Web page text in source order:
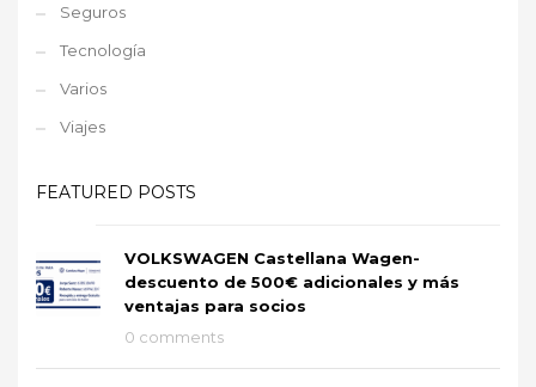
Seguros
Tecnología
Varios
Viajes
FEATURED POSTS
VOLKSWAGEN Castellana Wagen-
descuento de 500€ adicionales y más
ventajas para socios
0 comments